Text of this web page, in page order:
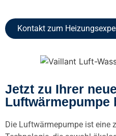
Kontakt zum
Jetzt zu Ihrer
Luftwärmepumpe
Die Luftwärmepumpe ist eine